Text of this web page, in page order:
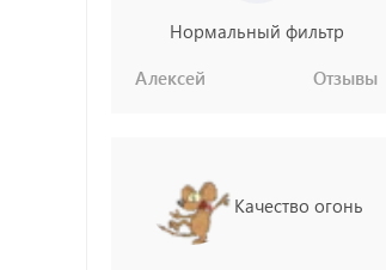
Нормальный фильтр
Алексей
Отзывы
Качество огонь